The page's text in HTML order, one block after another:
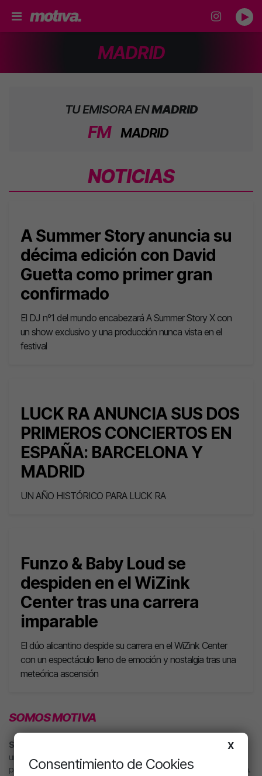
MADRID
TU EMISORA ENMADRID
FM MADRID
NOTICIAS
A Summer Story anuncia su
décima edición con David
Guetta como primer gran
confirmado
El DJ nº1 del mundo encabezará A Summer Story X con
un show exclusivo y una producción nunca vista en el
festival
LUCK RA ANUNCIA SUS DOS
PRIMEROS CONCIERTOS EN
ESPAÑA: BARCELONA Y
MADRID
UN AÑO HISTÓRICO PARA LUCK RA
Funzo & Baby Loud se
despiden en el WiZink
Center tras una carrera
imparable
El dúo alicantino despide su carrera en el WiZink Center
con un espectáculo lleno de emoción y nostalgia tras una
meteórica ascensión
SOMOS MOTIVA
SOLO PERREO
🔥 Somos la nueva emisora de reggaetón y música
urbana que le flipa a todo el mundo. Una radio creada por artistas,
productores y deejays para hacerte llegar directamente nuestra música.
X
Consentimiento de Cookies